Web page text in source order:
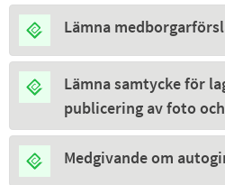
Lämna
Lämna samtycke för
publicering av foto
Medgivande om